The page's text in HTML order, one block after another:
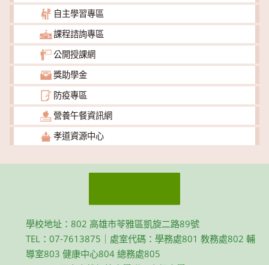
自主學習專區
課程諮詢專區
公開授課網
獎助學金
防疫專區
營養午餐資訊網
孝道資源中心
學校地址：802 高雄市苓雅區凱旋二路89號
TEL：07-7613875｜處室代碼：學務處801 教務處802 輔
導室803 健康中心804 總務處805